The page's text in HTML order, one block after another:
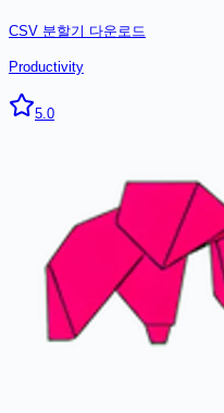
CSV 분할기 다운로드
Productivity
5.0